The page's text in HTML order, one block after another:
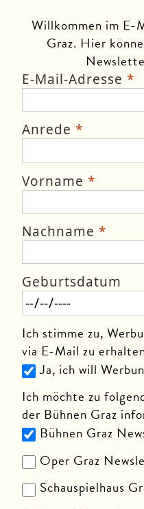
Willkommen im E-
Graz. Hier
E-Mail-Adresse
Anrede
Vorname
Nachname
Geburtsdatum
Ich stimme zu,
via E-Mail zu
Ja, ich will
Ich möchte zu
der Bühnen Graz
Bühnen Graz
Oper Graz
Schauspielhaus